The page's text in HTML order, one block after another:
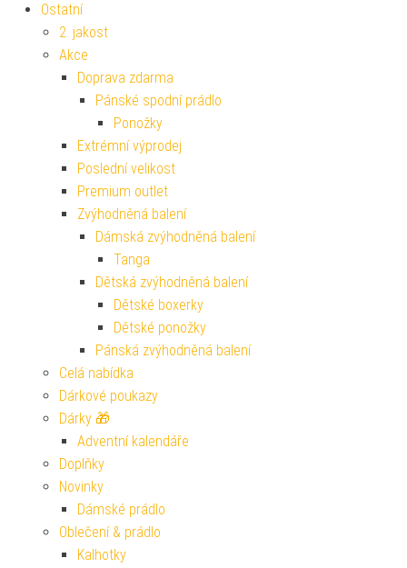
Ostatní
2. jakost
Akce
Doprava zdarma
Pánské spodní prádlo
Ponožky
Extrémní výprodej
Poslední velikost
Premium outlet
Zvýhodněná balení
Dámská zvýhodněná balení
Tanga
Dětská zvýhodněná balení
Dětské boxerky
Dětské ponožky
Pánská zvýhodněná balení
Celá nabídka
Dárkové poukazy
Dárky 🎁
Adventní kalendáře
Doplňky
Novinky
Dámské prádlo
Oblečení & prádlo
Kalhotky